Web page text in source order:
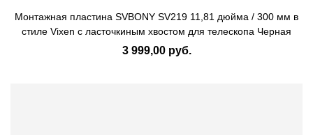
Монтажная пластина SVBONY SV219 11,81 дюйма / 300 мм в
стиле Vixen с ласточкиным хвостом для телескопа Черная
3 999,00 руб.